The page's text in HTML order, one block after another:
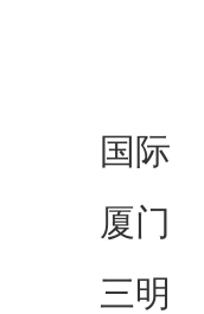
国际
厦门
三明